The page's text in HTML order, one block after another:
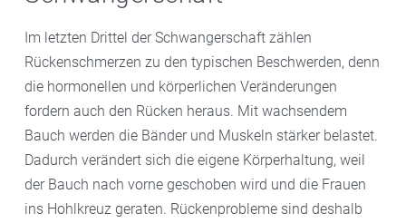
Im letzten Drittel der Schwangerschaft zählen
Rückenschmerzen zu den typischen Beschwerden, denn
die hormonellen und körperlichen Veränderungen
fordern auch den Rücken heraus. Mit wachsendem
Bauch werden die Bänder und Muskeln stärker belastet.
Dadurch verändert sich die eigene Körperhaltung, weil
der Bauch nach vorne geschoben wird und die Frauen
ins Hohlkreuz geraten. Rückenprobleme sind deshalb